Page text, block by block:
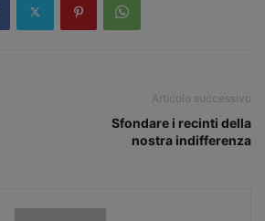
Articolo successivo
Sfondare i recinti della
nostra indifferenza